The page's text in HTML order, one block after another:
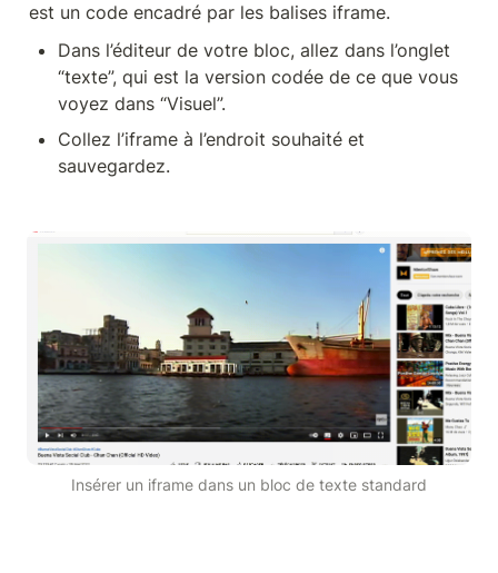
est un code encadré par les balises iframe.
Dans l’éditeur de votre bloc, allez dans l’onglet
“texte”, qui est la version codée de ce que vous
voyez dans “Visuel”.
Collez l’iframe à l’endroit souhaité et
sauvegardez.
Insérer un iframe dans un bloc de texte standard